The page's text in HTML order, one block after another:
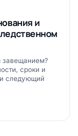
и
завещанием?
сроки и
и следующий